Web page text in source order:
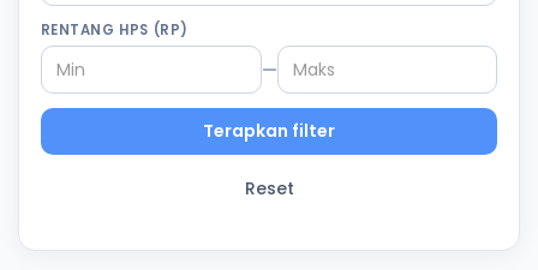
RENTANG HPS (RP)
—
Terapkan filter
Reset